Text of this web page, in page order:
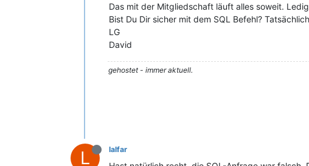
Das mit der Mitgliedschaft läuft alles soweit.
Bist Du Dir sicher mit dem SQL Befehl?
LG
David
gehostet - immer aktuell.
L lalfar